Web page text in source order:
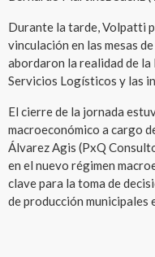
Durante la tarde, Volpatti
vinculación en las mesas
abordaron la realidad de
Servicios Logísticos y las
El cierre de la jornada
macroeconómico a cargo
Álvarez Agis (PxQ
en el nuevo régimen
clave para la toma de
de producción municipales